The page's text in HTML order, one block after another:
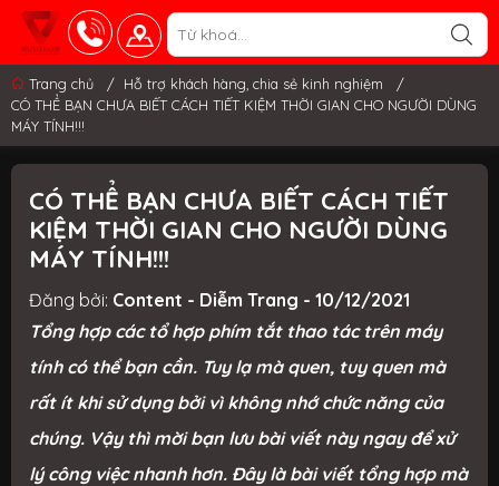
Trang chủ / Hỗ trợ khách hàng, chia sẻ kinh nghiệm
/
CÓ THỂ BẠN CHƯA BIẾT CÁCH TIẾT KIỆM THỜI GIAN CHO NGƯỜI DÙNG
MÁY TÍNH!!!
CÓ THỂ BẠN CHƯA BIẾT CÁCH TIẾT
KIỆM THỜI GIAN CHO NGƯỜI DÙNG
MÁY TÍNH!!!
Đăng bởi: Content - Diễm Trang - 10/12/2021
Tổng hợp các tổ hợp phím tắt thao tác trên máy
tính có thể bạn cần. Tuy lạ mà quen, tuy quen mà
rất ít khi sử dụng bởi vì không nhớ chức năng của
chúng. Vậy thì mời bạn lưu bài viết này ngay để xử
lý công việc nhanh hơn. Đây là bài viết tổng hợp mà